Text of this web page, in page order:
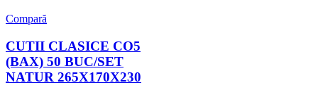
Compară
CUTII CLASICE CO5
(BAX) 50 BUC/SET
NATUR 265X170X230